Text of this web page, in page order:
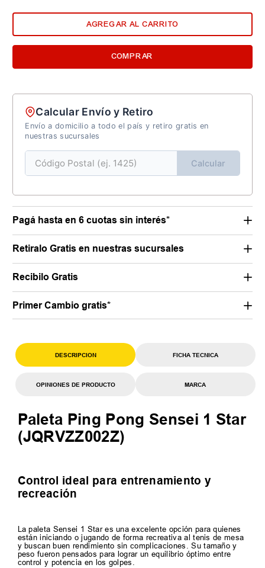
AGREGAR AL CARRITO
COMPRAR
Calcular Envío y Retiro
Envío a domicilio a todo el país y retiro gratis en
nuestras sucursales
Calcular
Pagá hasta en 6 cuotas sin interés*
Retiralo Gratis en nuestras sucursales
Recibilo Gratis
Primer Cambio gratis*
DESCRIPCION FICHA TECNICA
OPINIONES DE PRODUCTO MARCA
Paleta Ping Pong Sensei 1 Star
(JQRVZZ002Z)
Control ideal para entrenamiento y
recreación
La paleta Sensei 1 Star es una excelente opción para quienes
están iniciando o jugando de forma recreativa al tenis de mesa
y buscan buen rendimiento sin complicaciones. Su tamaño y
peso fueron pensados para lograr un equilibrio óptimo entre
control y potencia en los golpes.